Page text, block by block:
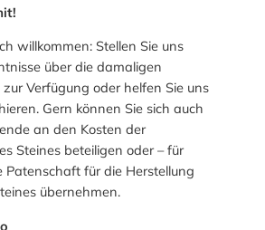
willkommen: Stellen Sie uns
über die damaligen
zur Verfügung oder helfen Sie uns
Gern können Sie sich auch
an den Kosten der
Steines beteiligen oder – für
Patenschaft für die Herstellung
übernehmen.